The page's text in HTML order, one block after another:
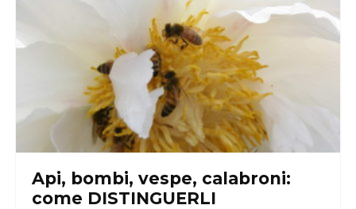
Api, bombi, vespe, calabroni:
come DISTINGUERLI